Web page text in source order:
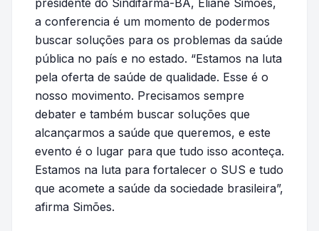
presidente do Sindifarma-BA, Eliane Simões,
a conferencia é um momento de podermos
buscar soluções para os problemas da saúde
pública no país e no estado. “Estamos na luta
pela oferta de saúde de qualidade. Esse é o
nosso movimento. Precisamos sempre
debater e também buscar soluções que
alcançarmos a saúde que queremos, e este
evento é o lugar para que tudo isso aconteça.
Estamos na luta para fortalecer o SUS e tudo
que acomete a saúde da sociedade brasileira”,
afirma Simões.